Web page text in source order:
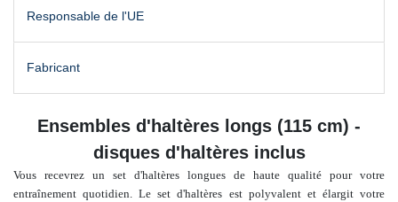
Responsable de l'UE
Fabricant
Ensembles d'haltères longs (115 cm) -
disques d'haltères inclus
Vous recevrez un set d'haltères longues de haute qualité pour votre
entraînement quotidien.Le set d'haltères est polyvalent et élargit votre